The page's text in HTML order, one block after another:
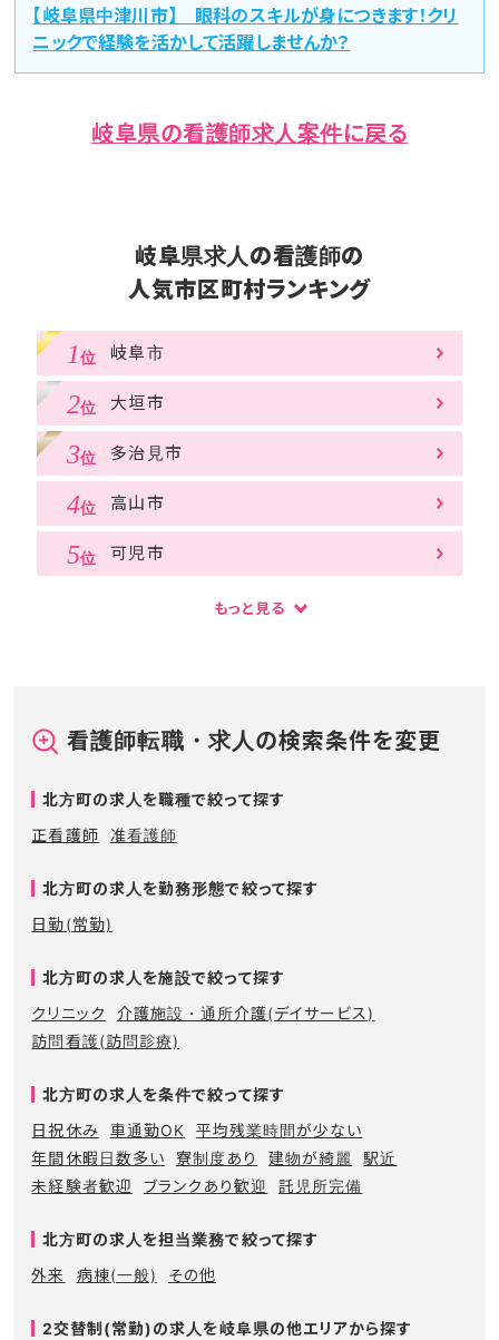
【岐阜県中津川市】 眼科のスキルが身につきます！クリ
ニックで経験を活かして活躍しませんか？
岐阜県の看護師求人案件に戻る
岐阜県求人の看護師の
人気市区町村ランキング
岐阜市
大垣市
多治見市
高山市
可児市
もっと見る
看護師転職・求人の検索条件を変更
北方町の求人を職種で絞って探す
正看護師
准看護師
北方町の求人を勤務形態で絞って探す
日勤(常勤)
北方町の求人を施設で絞って探す
クリニック
介護施設・通所介護(デイサービス)
訪問看護(訪問診療)
北方町の求人を条件で絞って探す
日祝休み
車通勤OK
平均残業時間が少ない
年間休暇日数多い
寮制度あり 建物が綺麗
駅近
未経験者歓迎
ブランクあり歓迎 託児所完備
北方町の求人を担当業務で絞って探す
外来
病棟(一般) その他
2交替制(常勤)の求人を岐阜県の他エリアから探す